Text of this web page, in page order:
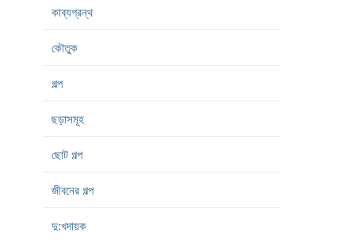
কাব্যগ্রন্থ
কৌতুক
গল্প
ছড়াসমূহ
ছোট গল্প
জীবনের গল্প
দু:খদায়ক